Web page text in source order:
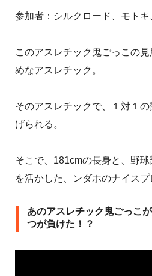
参加者：シルクロード、モト
このアスレチック鬼ごっこの
めなアスレチック。
そのアスレチックで、１対１
げられる。
そこで、181cmの長身と、野
を活かした、ンダホのナイスプ
あのアスレチック鬼ごっこ
つが負けた！？